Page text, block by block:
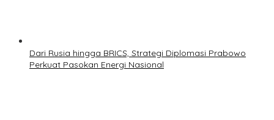
Dari Rusia hingga BRICS, Strategi Diplomasi Prabowo
Perkuat Pasokan Energi Nasional